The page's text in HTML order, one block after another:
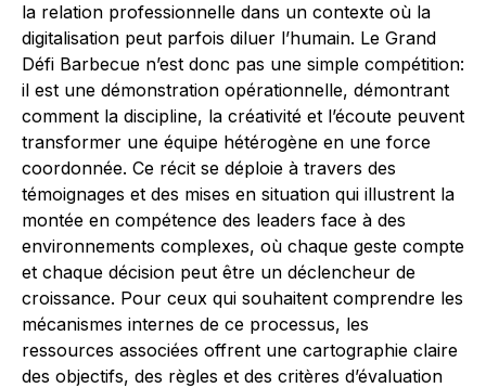
la relation professionnelle dans un contexte où la
digitalisation peut parfois diluer l’humain. Le Grand
Défi Barbecue n’est donc pas une simple compétition:
il est une démonstration opérationnelle, démontrant
comment la discipline, la créativité et l’écoute peuvent
transformer une équipe hétérogène en une force
coordonnée. Ce récit se déploie à travers des
témoignages et des mises en situation qui illustrent la
montée en compétence des leaders face à des
environnements complexes, où chaque geste compte
et chaque décision peut être un déclencheur de
croissance. Pour ceux qui souhaitent comprendre les
mécanismes internes de ce processus, les
ressources associées offrent une cartographie claire
des objectifs, des règles et des critères d’évaluation